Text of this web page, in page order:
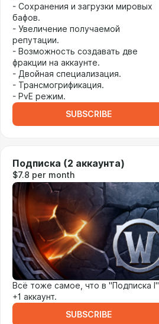
- Сохранения и загрузки мировых
бафов.
- Увеличение получаемой
репутации.
- Возможность создавать две
фракции на аккаунте.
- Двойная специализация.
- Трансмогрификация.
- PvE режим.
SUBSCRIBE
Подписка (2 аккаунта)
$7.8 per month
Всё тоже самое, что в "Подписка I"
+1 аккаунт.
SUBSCRIBE